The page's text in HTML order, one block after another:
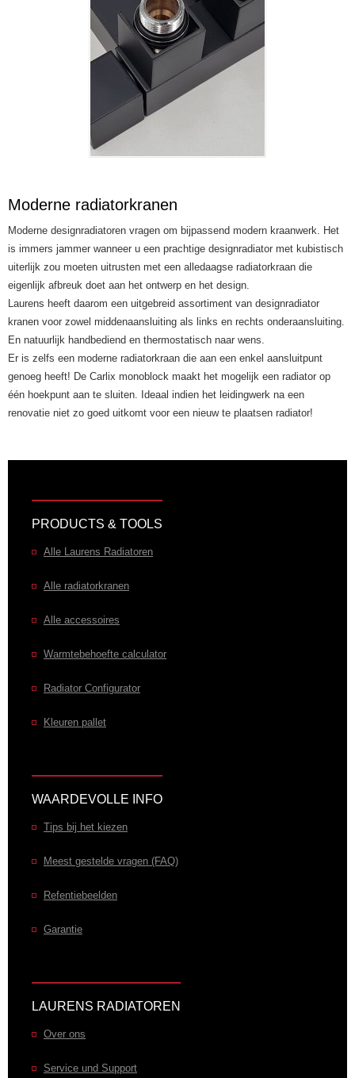
Moderne radiatorkranen
Moderne designradiatoren vragen om bijpassend modern kraanwerk. Het
is immers jammer wanneer u een prachtige designradiator met kubistisch
uiterlijk zou moeten uitrusten met een alledaagse radiatorkraan die
eigenlijk afbreuk doet aan het ontwerp en het design.
Laurens heeft daarom een uitgebreid assortiment van designradiator
kranen voor zowel middenaansluiting als links en rechts onderaansluiting.
En natuurlijk handbediend en thermostatisch naar wens.
Er is zelfs een moderne radiatorkraan die aan een enkel aansluitpunt
genoeg heeft! De Carlix monoblock maakt het mogelijk een radiator op
één hoekpunt aan te sluiten. Ideaal indien het leidingwerk na een
renovatie niet zo goed uitkomt voor een nieuw te plaatsen radiator!
PRODUCTS & TOOLS
Alle Laurens Radiatoren
Alle radiatorkranen
Alle accessoires
Warmtebehoefte calculator
Radiator Configurator
Kleuren pallet
WAARDEVOLLE INFO
Tips bij het kiezen
Meest gestelde vragen (FAQ)
Refentiebeelden
Garantie
LAURENS RADIATOREN
Over ons
Service und Support